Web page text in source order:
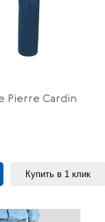
Pierre Cardin
Купить в 1 клик